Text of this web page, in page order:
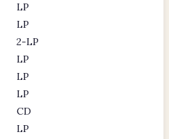
LP
LP
2-LP
LP
LP
LP
CD
LP